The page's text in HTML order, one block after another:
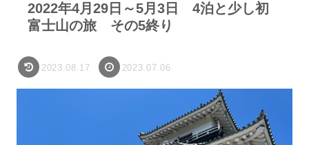
2022年4月29日～5月3日 4泊と少し初
富士山の旅 その5終り
2023.08.17 2023.07.06